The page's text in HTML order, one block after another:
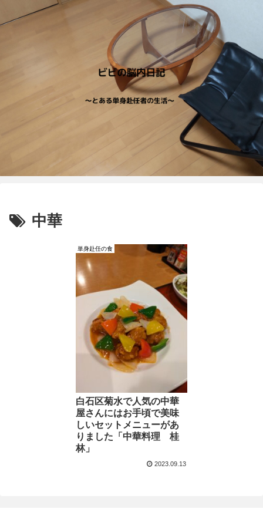
中華
単身赴任の食
白石区菊水で人気の中華
屋さんにはお手頃で美味
しいセットメニューがあ
りました「中華料理 桂
林」
2023.09.13